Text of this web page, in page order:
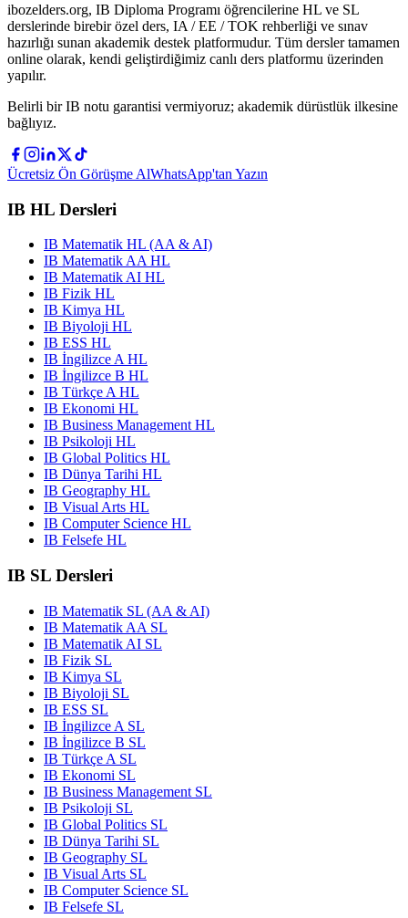
ibozelders.org, IB Diploma Programı öğrencilerine HL ve SL
derslerinde birebir özel ders, IA / EE / TOK rehberliği ve sınav
hazırlığı sunan akademik destek platformudur. Tüm dersler tamamen
online olarak, kendi geliştirdiğimiz canlı ders platformu üzerinden
yapılır.
Belirli bir IB notu garantisi vermiyoruz; akademik dürüstlük ilkesine
bağlıyız.
Ücretsiz Ön Görüşme AlWhatsApp'tan Yazın
IB HL Dersleri
IB Matematik HL (AA & AI)
IB Matematik AA HL
IB Matematik AI HL
IB Fizik HL
IB Kimya HL
IB Biyoloji HL
IB ESS HL
IB İngilizce A HL
IB İngilizce B HL
IB Türkçe A HL
IB Ekonomi HL
IB Business Management HL
IB Psikoloji HL
IB Global Politics HL
IB Dünya Tarihi HL
IB Geography HL
IB Visual Arts HL
IB Computer Science HL
IB Felsefe HL
IB SL Dersleri
IB Matematik SL (AA & AI)
IB Matematik AA SL
IB Matematik AI SL
IB Fizik SL
IB Kimya SL
IB Biyoloji SL
IB ESS SL
IB İngilizce A SL
IB İngilizce B SL
IB Türkçe A SL
IB Ekonomi SL
IB Business Management SL
IB Psikoloji SL
IB Global Politics SL
IB Dünya Tarihi SL
IB Geography SL
IB Visual Arts SL
IB Computer Science SL
IB Felsefe SL